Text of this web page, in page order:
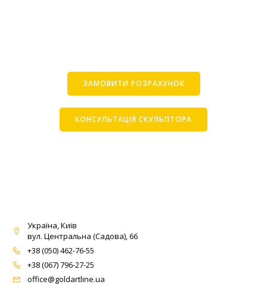
ЗАМОВИТИ РОЗРАХУНОК
КОНСУЛЬТАЦІЯ СКУЛЬПТОРА
Україна, Київ
вул. Центральна (Садова), 66
+38 (050) 462-76-55
+38 (067) 796-27-25
office@goldartline.ua